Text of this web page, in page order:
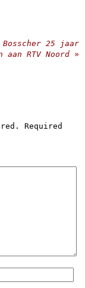
Bosscher 25 jaar
aan RTV Noord »
Required